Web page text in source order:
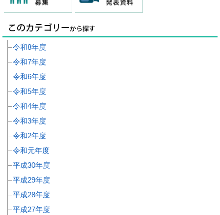
令和8年度
令和7年度
令和6年度
令和5年度
令和4年度
令和3年度
令和2年度
令和元年度
平成30年度
平成29年度
平成28年度
平成27年度